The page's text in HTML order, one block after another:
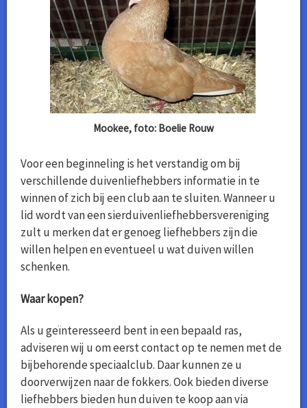
Mookee, foto: Boelie Rouw
Voor een beginneling is het verstandig om bij
verschillende duivenliefhebbers informatie in te
winnen of zich bij een club aan te sluiten. Wanneer u
lid wordt van een sierduivenliefhebbersvereniging
zult u merken dat er genoeg liefhebbers zijn die
willen helpen en eventueel u wat duiven willen
schenken.
Waar kopen?
Als u geïnteresseerd bent in een bepaald ras,
adviseren wij u om eerst contact op te nemen met de
bijbehorende speciaalclub. Daar kunnen ze u
doorverwijzen naar de fokkers. Ook bieden diverse
liefhebbers bieden hun duiven te koop aan via